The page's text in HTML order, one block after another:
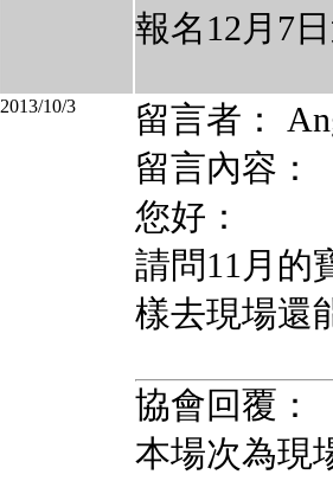
報名12月7
2013/10/3
留言者：
留言內容：
您好：
請問11月的
樣去現場還
協會回覆：
本場次為現